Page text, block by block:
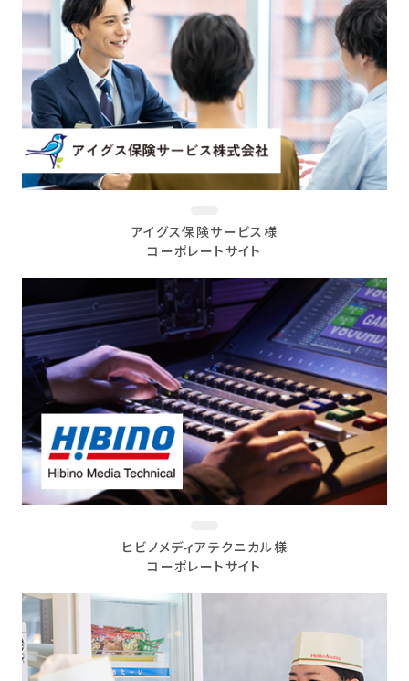
アイグス保険サービス様
コーポレートサイト
ヒビノメディアテクニカル様
コーポレートサイト